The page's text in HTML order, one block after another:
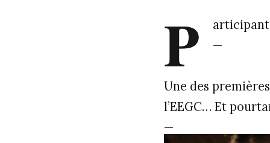
P
—
Une des
l’EEGC… Et
—